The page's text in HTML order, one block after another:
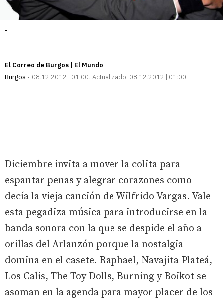
-
El Correo de Burgos | El Mundo
Burgos
08.12.2012 | 01:00 Actualizado: 08.12.2012 | 01:00
Diciembre invita a mover la colita para
espantar penas y alegrar corazones como
decía la vieja canción de Wilfrido Vargas. Vale
esta pegadiza música para introducirse en la
banda sonora con la que se despide el año a
orillas del Arlanzón porque la nostalgia
domina en el casete. Raphael, Navajita Plateá,
Los Calis, The Toy Dolls, Burning y Boikot se
asoman en la agenda para mayor placer de los